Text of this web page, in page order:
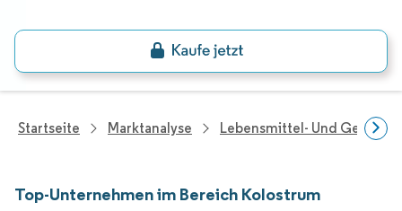
Startseite Marktanalyse Lebensmittel- Und
Top-Unternehmen im Bereich Kolostrum